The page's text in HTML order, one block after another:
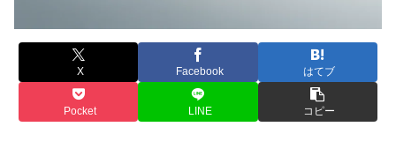
X Facebook はてブ
Pocket LINE コピー